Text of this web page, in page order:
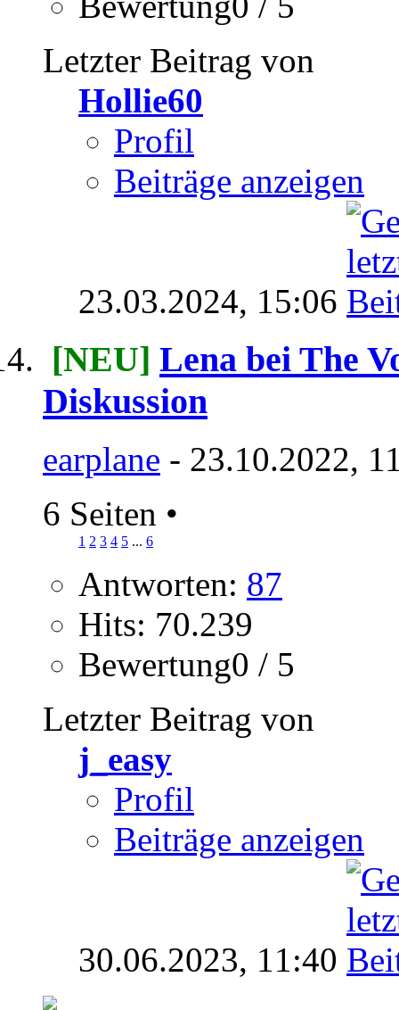
Letzter Beitrag von
Hollie60
Profil
Beiträge anzeigen
23.03.2024, 15:06
[NEU] Lena bei The
Diskussion
earplane - 23.10.2022,
6 Seiten •
1 2 3 4 5 ... 6
Antworten: 87
Hits: 70.239
Bewertung0 / 5
Letzter Beitrag von
j_easy
Profil
Beiträge anzeigen
30.06.2023, 11:40